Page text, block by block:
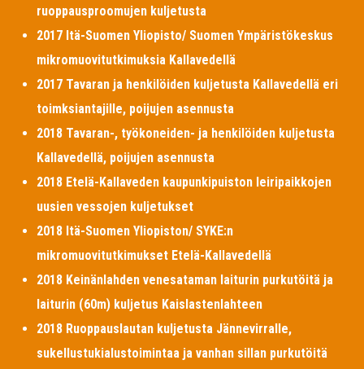
ruoppausproomujen kuljetusta
2017 Itä-Suomen Yliopisto/ Suomen Ympäristökeskus
mikromuovitutkimuksia Kallavedellä
2017 Tavaran ja henkilöiden kuljetusta Kallavedellä eri
toimksiantajille, poijujen asennusta
2018 Tavaran-, työkoneiden- ja henkilöiden kuljetusta
Kallavedellä, poijujen asennusta
2018 Etelä-Kallaveden kaupunkipuiston leiripaikkojen
uusien vessojen kuljetukset
2018 Itä-Suomen Yliopiston/ SYKE:n
mikromuovitutkimukset Etelä-Kallavedellä
2018 Keinänlahden venesataman laiturin purkutöitä ja
laiturin (60m) kuljetus Kaislastenlahteen
2018 Ruoppauslautan kuljetusta Jännevirralle,
sukellustukialustoimintaa ja vanhan sillan purkutöitä